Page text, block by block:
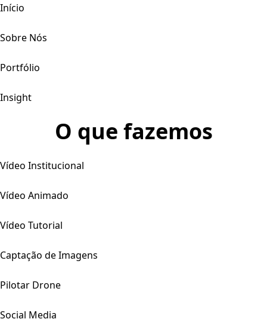
Início
Sobre Nós
Portfólio
Insight
O que fazemos
Vídeo Institucional
Vídeo Animado
Vídeo Tutorial
Captação de Imagens
Pilotar Drone
Social Media